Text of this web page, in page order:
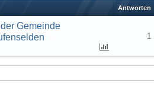
Antworten
Gemeinde
1